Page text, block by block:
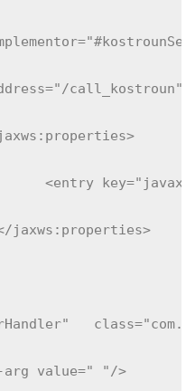
=
="/call_kostroun"
<entry key=
jaxws:properties>
class=
value=" "/>